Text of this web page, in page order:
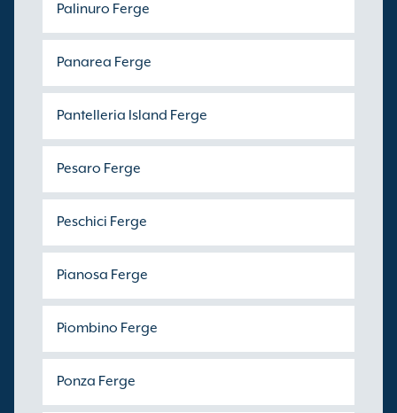
Palinuro Ferge
Panarea Ferge
Pantelleria Island Ferge
Pesaro Ferge
Peschici Ferge
Pianosa Ferge
Piombino Ferge
Ponza Ferge